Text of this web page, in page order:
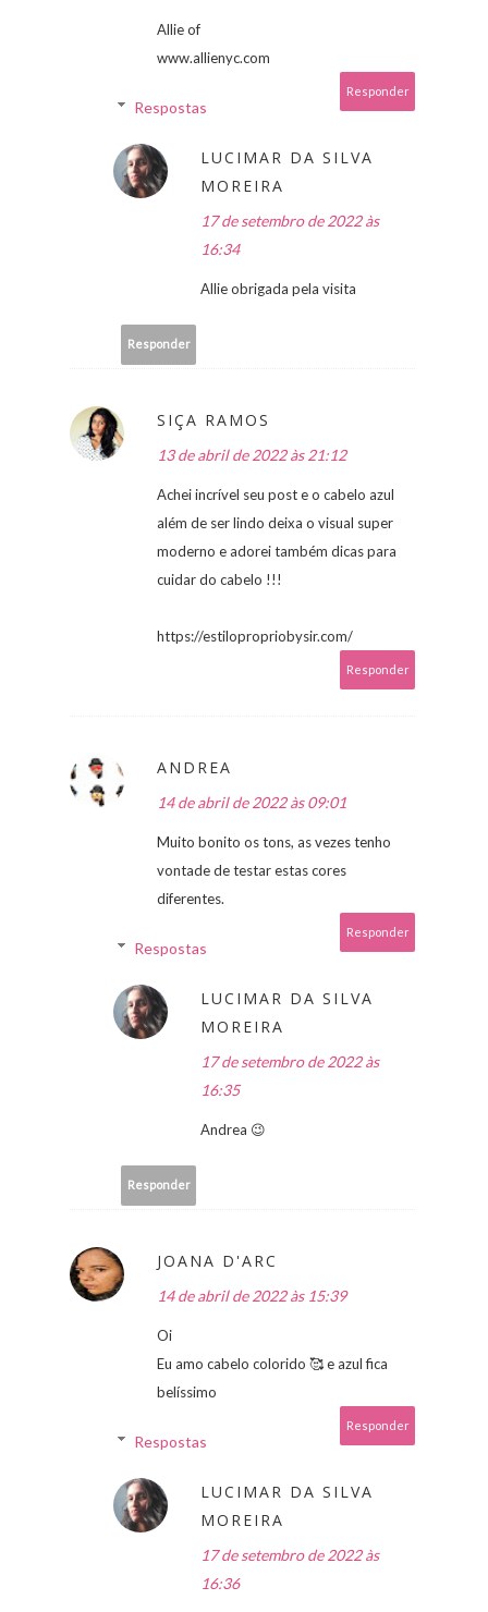
Allie of
www.allienyc.com
Responder
Respostas
LUCIMAR DA SILVA
MOREIRA
17 de setembro de 2022 às
16:34
Allie obrigada pela visita
Responder
SIÇA RAMOS
13 de abril de 2022 às 21:12
Achei incrível seu post e o cabelo azul
além de ser lindo deixa o visual super
moderno e adorei também dicas para
cuidar do cabelo !!!
https://estilopropriobysir.com/
Responder
ANDREA
14 de abril de 2022 às 09:01
Muito bonito os tons, as vezes tenho
vontade de testar estas cores
diferentes.
Responder
Respostas
LUCIMAR DA SILVA
MOREIRA
17 de setembro de 2022 às
16:35
Andrea 😉
Responder
JOANA D'ARC
14 de abril de 2022 às 15:39
Oi
Eu amo cabelo colorido 🥰 e azul fica
belíssimo
Responder
Respostas
LUCIMAR DA SILVA
MOREIRA
17 de setembro de 2022 às
16:36